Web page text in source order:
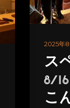
2025年
ス
8/
こ